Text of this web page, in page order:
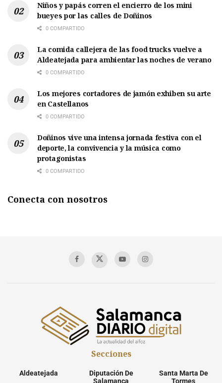
Niños y papás corren el encierro de los mini
bueyes por las calles de Doñinos
0 COMPARTIDO
La comida callejera de las food trucks vuelve a
Aldeatejada para ambientar las noches de verano
0 COMPARTIDO
Los mejores cortadores de jamón exhiben su arte
en Castellanos
0 COMPARTIDO
Doñinos vive una intensa jornada festiva con el
deporte, la convivencia y la música como
protagonistas
0 COMPARTIDO
Conecta con nosotros
Secciones
Aldeatejada
Diputación De
Salamanca
Santa Marta De
Tormes